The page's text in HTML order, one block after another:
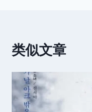
类似文章